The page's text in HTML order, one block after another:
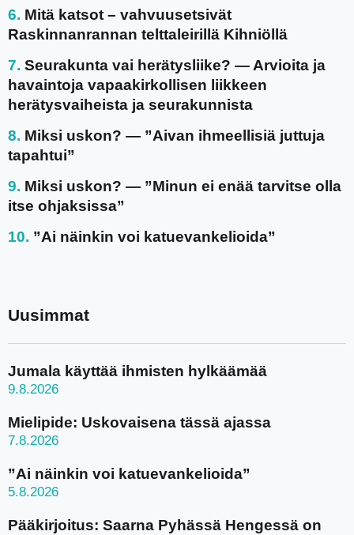
Mitä katsot – vahvuusetsivät
Raskinnanrannan telttaleirillä Kihniöllä
Seurakunta vai herätysliike? — Arvioita ja
havaintoja vapaakirkollisen liikkeen
herätysvaiheista ja seurakunnista
Miksi uskon? — ”Aivan ihmeellisiä juttuja
tapahtui”
Miksi uskon? — ”Minun ei enää tarvitse olla
itse ohjaksissa”
”Ai näinkin voi katuevankelioida”
Uusimmat
Jumala käyttää ihmisten hylkäämää
9.8.2026
Mielipide: Uskovaisena tässä ajassa
7.8.2026
”Ai näinkin voi katuevankelioida”
5.8.2026
Pääkirjoitus: Saarna Pyhässä Hengessä on